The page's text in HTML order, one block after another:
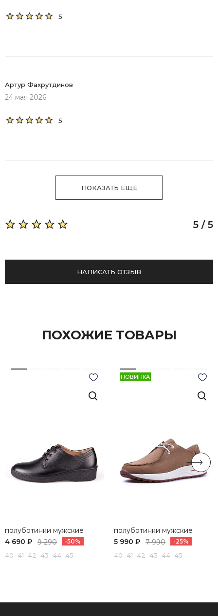
5
Артур Фахрутдинов
24 мая 2026
5
ПОКАЗАТЬ ЕЩЁ
5 / 5
НАПИСАТЬ ОТЗЫВ
ПОХОЖИЕ ТОВАРЫ
полуботинки мужские
4 690 ₽
9 290 -50%
40 41 42 43 44 45
НОВИНКА
полуботинки мужские
5 990 ₽
7 990 -25%
40 41 42 43 44 45